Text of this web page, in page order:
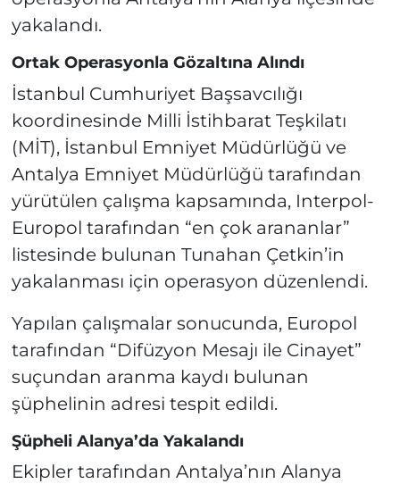
yakalandı.
Ortak Operasyonla Gözaltına Alındı
İstanbul Cumhuriyet Başsavcılığı
koordinesinde Milli İstihbarat Teşkilatı
(MİT), İstanbul Emniyet Müdürlüğü ve
Antalya Emniyet Müdürlüğü tarafından
yürütülen çalışma kapsamında, Interpol-
Europol tarafından “en çok arananlar”
listesinde bulunan Tunahan Çetkin’in
yakalanması için operasyon düzenlendi.
Yapılan çalışmalar sonucunda, Europol
tarafından “Difüzyon Mesajı ile Cinayet”
suçundan aranma kaydı bulunan
şüphelinin adresi tespit edildi.
Şüpheli Alanya’da Yakalandı
Ekipler tarafından Antalya’nın Alanya